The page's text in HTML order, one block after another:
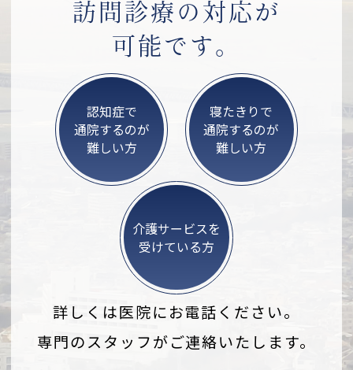
訪問診療の対応が
可能です。
認知症で
通院するのが
難しい方
寝たきりで
通院するのが
難しい方
介護サービスを
受けている方
詳しくは医院にお電話ください。
専門のスタッフがご連絡いたします。